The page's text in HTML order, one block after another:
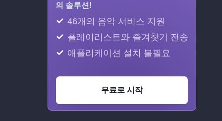
의 솔루션!
46개의 음악 서비스 지원
플레이리스트와 즐겨찾기 전송
애플리케이션 설치 불필요
무료로 시작